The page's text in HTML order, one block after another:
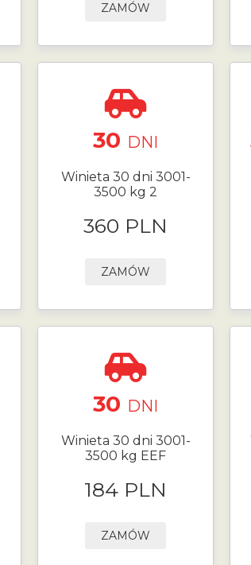
ZAMÓW
30 DNI
Winieta 30 dni 3001-
3500 kg 2
360 PLN
ZAMÓW
30 DNI
Winieta 30 dni 3001-
3500 kg EEF
184 PLN
ZAMÓW